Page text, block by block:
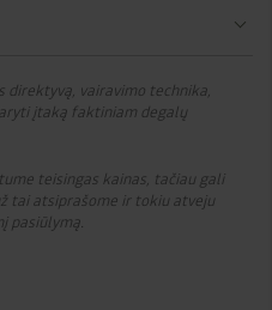
direktyvą, vairavimo technika,
įtaką faktiniam degalų
teisingas kainas, tačiau gali
tai atsiprašome ir tokiu atveju
pasiūlymą.